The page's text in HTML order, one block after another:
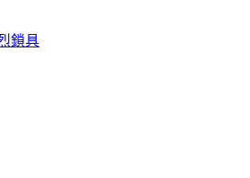
鎖具